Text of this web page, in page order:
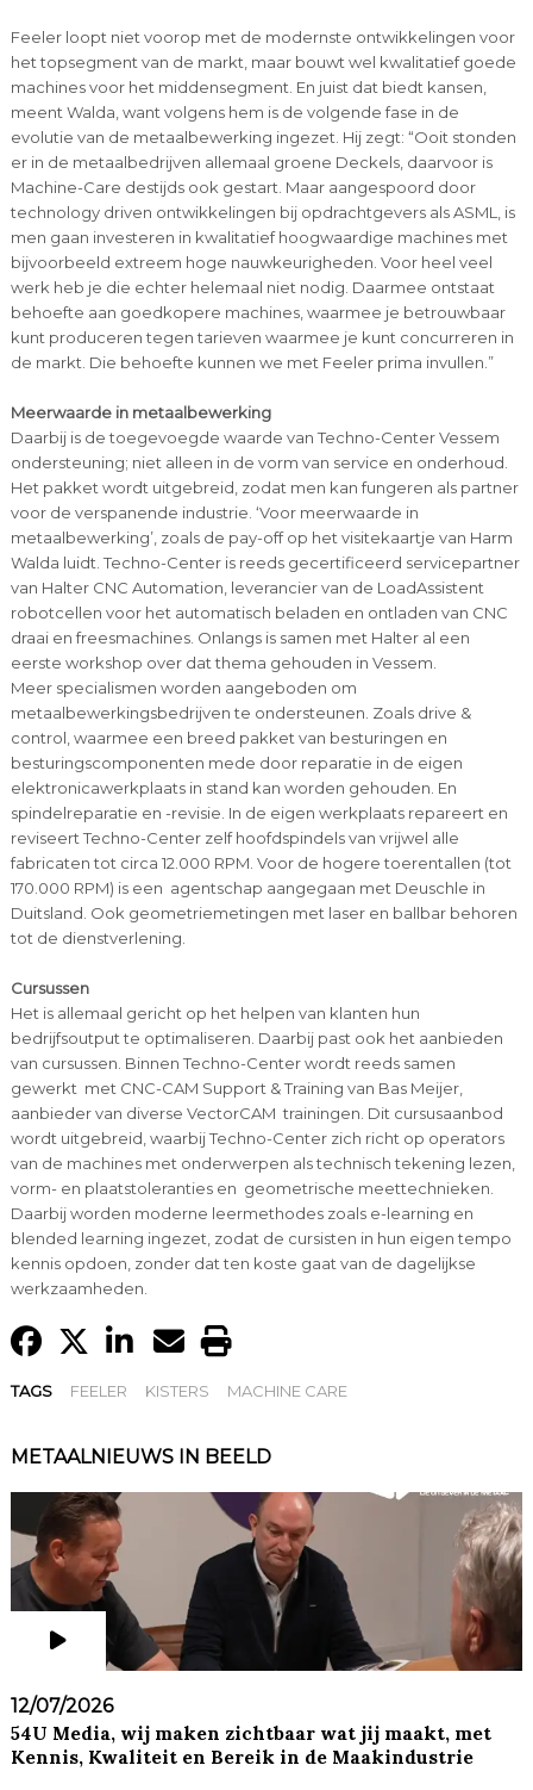
Feeler loopt niet voorop met de modernste ontwikkelingen voor
het topsegment van de markt, maar bouwt wel kwalitatief goede
machines voor het middensegment. En juist dat biedt kansen,
meent Walda, want volgens hem is de volgende fase in de
evolutie van de metaalbewerking ingezet. Hij zegt: “Ooit stonden
er in de metaalbedrijven allemaal groene Deckels, daarvoor is
Machine-Care destijds ook gestart. Maar aangespoord door
technology driven ontwikkelingen bij opdrachtgevers als ASML, is
men gaan investeren in kwalitatief hoogwaardige machines met
bijvoorbeeld extreem hoge nauwkeurigheden. Voor heel veel
werk heb je die echter helemaal niet nodig. Daarmee ontstaat
behoefte aan goedkopere machines, waarmee je betrouwbaar
kunt produceren tegen tarieven waarmee je kunt concurreren in
de markt. Die behoefte kunnen we met Feeler prima invullen.”
Meerwaarde in metaalbewerking
Daarbij is de toegevoegde waarde van Techno-Center Vessem
ondersteuning; niet alleen in de vorm van service en onderhoud.
Het pakket wordt uitgebreid, zodat men kan fungeren als partner
voor de verspanende industrie. ‘Voor meerwaarde in
metaalbewerking’, zoals de pay-off op het visitekaartje van Harm
Walda luidt. Techno-Center is reeds gecertificeerd servicepartner
van Halter CNC Automation, leverancier van de LoadAssistent
robotcellen voor het automatisch beladen en ontladen van CNC
draai en freesmachines. Onlangs is samen met Halter al een
eerste workshop over dat thema gehouden in Vessem.
Meer specialismen worden aangeboden om
metaalbewerkingsbedrijven te ondersteunen. Zoals drive &
control, waarmee een breed pakket van besturingen en
besturingscomponenten mede door reparatie in de eigen
elektronicawerkplaats in stand kan worden gehouden. En
spindelreparatie en -revisie. In de eigen werkplaats repareert en
reviseert Techno-Center zelf hoofdspindels van vrijwel alle
fabricaten tot circa 12.000 RPM. Voor de hogere toerentallen (tot
170.000 RPM) is een agentschap aangegaan met Deuschle in
Duitsland. Ook geometriemetingen met laser en ballbar behoren
tot de dienstverlening.
Cursussen
Het is allemaal gericht op het helpen van klanten hun
bedrijfsoutput te optimaliseren. Daarbij past ook het aanbieden
van cursussen. Binnen Techno-Center wordt reeds samen
gewerkt met CNC-CAM Support & Training van Bas Meijer,
aanbieder van diverse VectorCAM trainingen. Dit cursusaanbod
wordt uitgebreid, waarbij Techno-Center zich richt op operators
van de machines met onderwerpen als technisch tekening lezen,
vorm- en plaatstoleranties en geometrische meettechnieken.
Daarbij worden moderne leermethodes zoals e-learning en
blended learning ingezet, zodat de cursisten in hun eigen tempo
kennis opdoen, zonder dat ten koste gaat van de dagelijkse
werkzaamheden.
TAGS FEELER KISTERS MACHINE CARE
METAALNIEUWS IN BEELD
12/07/2026
54U Media, wij maken zichtbaar wat jij maakt, met
Kennis, Kwaliteit en Bereik in de Maakindustrie